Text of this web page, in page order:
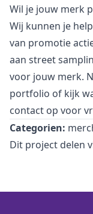
Wil je jouw merk
Wij kunnen je
van promotie
aan street
voor jouw merk.
portfolio of kijk
contact op voor
Categorien:
Dit project delen